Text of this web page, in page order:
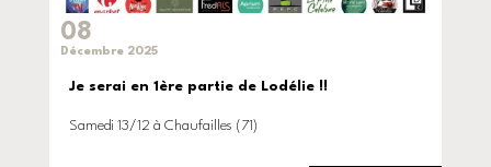
08
Décembre 2025
Je serai en 1ère partie de Lodélie !!
Samedi 13/12 à Chaufailles (71)